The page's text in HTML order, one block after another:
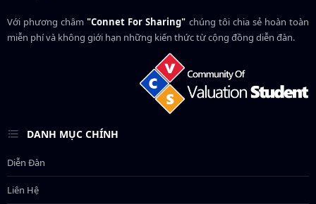
Với phương châm"Connet For Sharing" chúng tôi chia sẻ hoàn toàn
miễn phí và không giới hạn những kiến thức từ cộng đồng diễn đàn.
DANH MỤC CHÍNH
Diễn Đàn
Liên Hệ